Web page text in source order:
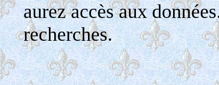
aurez accès aux
recherches.